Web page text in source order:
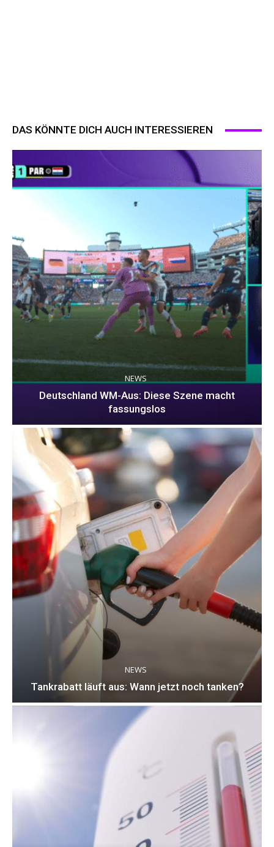
DAS KÖNNTE DICH AUCH INTERESSIEREN
NEWS
Deutschland WM-Aus: Diese Szene macht
fassungslos
NEWS
Tankrabatt läuft aus: Wann jetzt noch tanken?